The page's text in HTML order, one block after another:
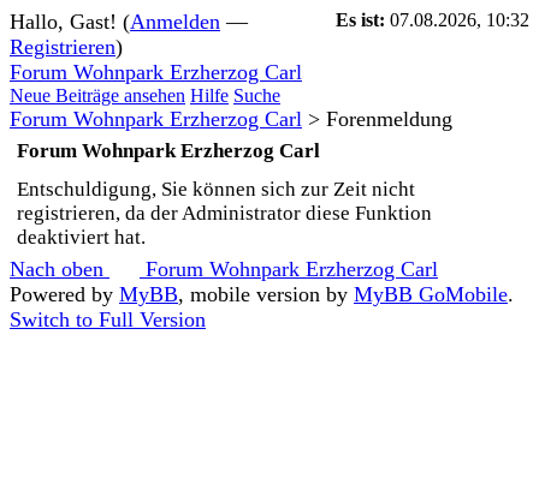
Es ist: 07.08.2026, 10:32
Hallo, Gast! (Anmelden —
Registrieren)
Forum Wohnpark Erzherzog Carl
Neue Beiträge ansehen Hilfe Suche
Forum Wohnpark Erzherzog Carl > Forenmeldung
Forum Wohnpark Erzherzog Carl
Entschuldigung, Sie können sich zur Zeit nicht
registrieren, da der Administrator diese Funktion
deaktiviert hat.
Nach oben
Forum Wohnpark Erzherzog Carl
Powered by MyBB, mobile version by MyBB GoMobile.
Switch to Full Version